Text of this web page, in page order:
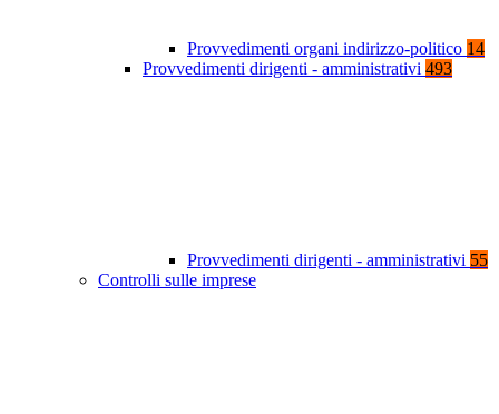
Provvedimenti organi indirizzo-politico 14
Provvedimenti dirigenti - amministrativi 493
Provvedimenti dirigenti - amministrativi 55
Controlli sulle imprese